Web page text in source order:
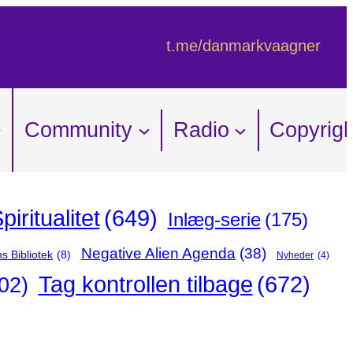
t.me/danmarkvaagner
Community Radio
(649) Inlæg-serie (175)
Bibliotek (8) Negative Alien Agenda (38) Nyheder (4)
Tag kontrollen tilbage (672)